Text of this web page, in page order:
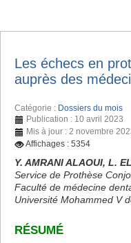
Les échecs en
auprès des
Catégorie : Dossiers du mois
Publication : 10 avril 2023
Mis à jour : 2 novembre
Affichages : 5354
Y. AMRANI ALAOUI, L.
Service de Prothèse
Faculté de médecine
Université Mohammed V
RÉSUMÉ